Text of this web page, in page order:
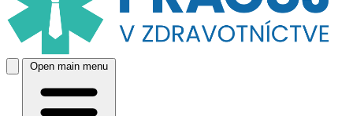
Open main menu